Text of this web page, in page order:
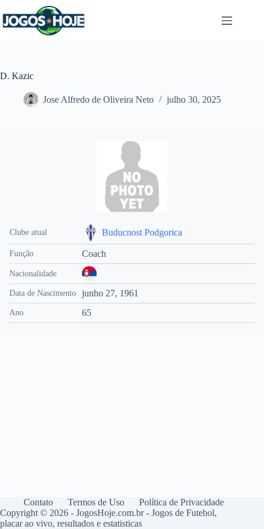
para
o
D. Kazic
Jose Alfredo de Oliveira Neto julho 30, 2025
Clube atual Buducnost Podgorica
Função Coach
Nacionalidade
Data de Nascimento junho 27, 1961
Ano 65
Contato Termos de Uso
Política de Privacidade
Copyright © 2026 - JogosHoje.com.br - Jogos de Futebol,
placar ao vivo, resultados e estatisticas